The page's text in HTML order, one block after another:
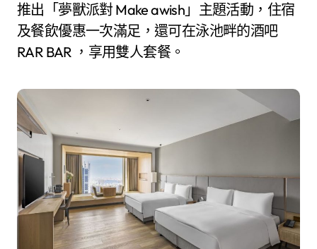
推出「夢獸派對 Make awish」主題活動，住宿
及餐飲優惠一次滿足，還可在泳池畔的酒吧
RAR BAR ，享用雙人套餐。